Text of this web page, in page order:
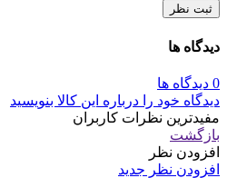
ثبت نظر
دیدگاه ها
0 دیدگاه ها
دیدگاه خود را درباره این کالا بنویسید
مفیدترین نظرات کاربران
بازگشت
افزودن نظر
افزودن نظر جدید